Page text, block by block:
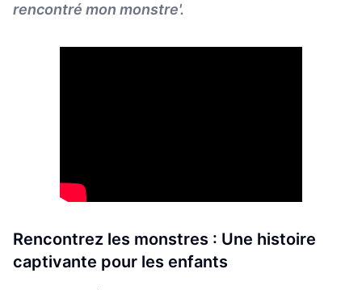
rencontré mon monstre'.
Rencontrez les monstres : Une histoire
captivante pour les enfants